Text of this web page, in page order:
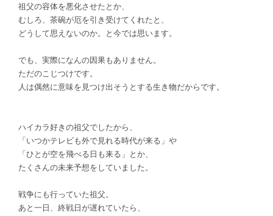
祖父の容体を悪化させたとか、
むしろ、茶碗が厄を引き受けてくれたと、
どうして思えないのか。と今では思います。
でも、実際になんの因果もありません。
ただのこじつけです。
人 は偶然に意味を見つけ出そうとする生き物だからです。
ハイカラ好きの祖父でしたから、
「いつかテレビも外で見れる時代が来る」や
「ひとが空を飛べる日も来る」とか、
たくさんの未来予想をしていました。
戦争にも行っていた祖父。
あと一日、終戦日が遅れていたら、